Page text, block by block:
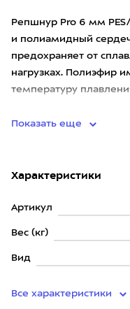
Репшнур Pro 6 мм
и полиамидный
предохраняет от
нагрузках. Полиэфир
температуру
Показать еще
Характеристики
Артикул
Вес (кг)
Вид
Все характеристики